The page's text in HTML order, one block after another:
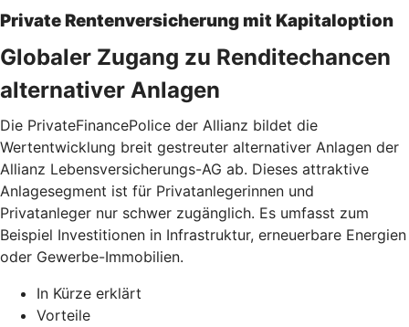
Private Rentenversicherung mit Kapitaloption
Globaler Zugang zu Renditechancen
alternativer Anlagen
Die PrivateFinancePolice der Allianz bildet die
Wertentwicklung breit gestreuter alternativer Anlagen der
Allianz Lebensversicherungs-AG ab. Dieses attraktive
Anlagesegment ist für Privatanlegerinnen und
Privatanleger nur schwer zugänglich. Es umfasst zum
Beispiel Investitionen in Infrastruktur, erneuerbare Energien
oder Gewerbe-Immobilien.
In Kürze erklärt
Vorteile